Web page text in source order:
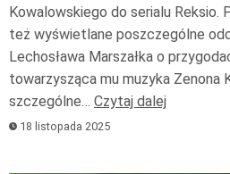
Kowalowskiego do serialu Reksio.
też wyświetlane poszczególne
Lechosława Marszałka o
towarzysząca mu muzyka Zenona
szczególne… Czytaj dalej
18 listopada 2025